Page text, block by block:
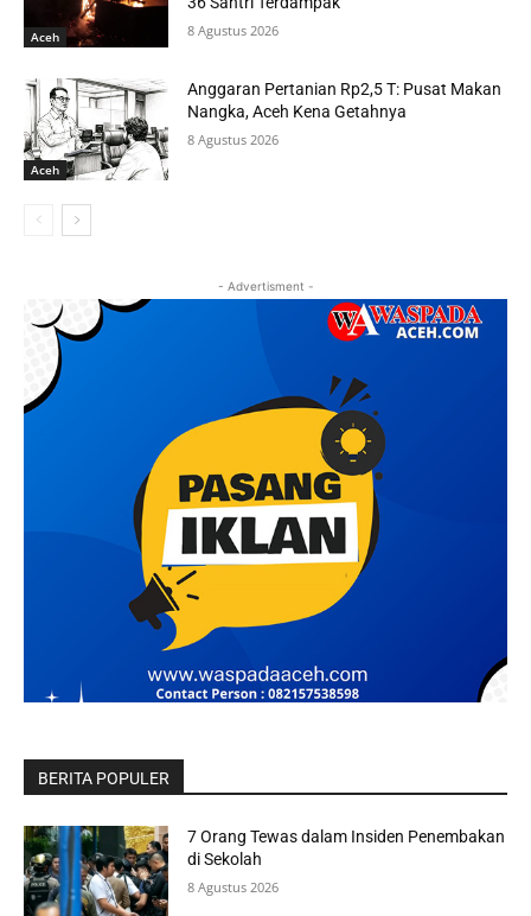
Aceh 8 Agustus 2026
Aceh
Anggaran Pertanian Rp2,5 T: Pusat Makan
Nangka, Aceh Kena Getahnya
8 Agustus 2026
- Advertisment -
BERITA POPULER
7 Orang Tewas dalam Insiden Penembakan
di Sekolah
8 Agustus 2026